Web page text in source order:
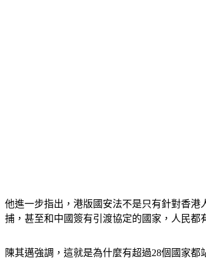
他進一步指出，港版國安法不是只有針對香
捕，甚至和中國簽有引渡協定的國家，人民都
陳其邁強調，這就是為什麼有超過28個國家